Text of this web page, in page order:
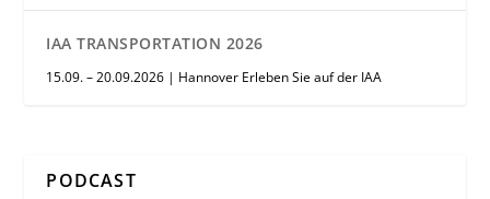
IAA TRANSPORTATION 2026
15.09. – 20.09.2026 | Hannover Erleben Sie auf der IAA
PODCAST